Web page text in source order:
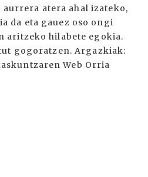
atera ahal izateko,
da eta gauez oso ongi
aritzeko hilabete egokia.
gogoratzen. Argazkiak:
Web Orria